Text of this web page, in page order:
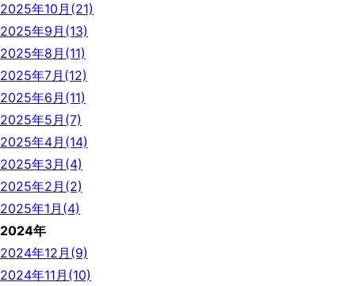
2025年10月(21)
2025年9月(13)
2025年8月(11)
2025年7月(12)
2025年6月(11)
2025年5月(7)
2025年4月(14)
2025年3月(4)
2025年2月(2)
2025年1月(4)
2024年
2024年12月(9)
2024年11月(10)